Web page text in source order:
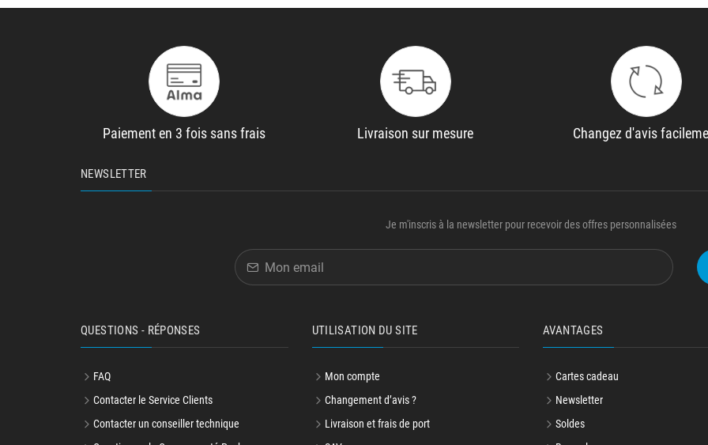
Paiement en 3 fois sans frais Livraison sur mesure Changez d'avis
NEWSLETTER
Je m'inscris à la newsletter pour recevoir des offres personnalisées
QUESTIONS - RÉPONSES
FAQ
Contacter le Service Clients
Contacter un conseiller technique
UTILISATION DU SITE
Mon compte
Changement d’avis ?
Livraison et frais de port
AVANTAGES
Cartes cadeau
Newsletter
Soldes